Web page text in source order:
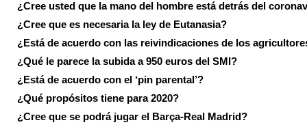
¿Cree usted que la mano del hombre está detrás del
¿Cree que es necesaria la ley de Eutanasia?
¿Está de acuerdo con las reivindicaciones de los
¿Qué le parece la subida a 950 euros del SMI?
¿Está de acuerdo con el ‘pin parental’?
¿Qué propósitos tiene para 2020?
¿Cree que se podrá jugar el Barça-Real Madrid?